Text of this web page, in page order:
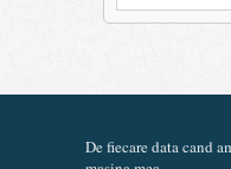
De fiecare data cand